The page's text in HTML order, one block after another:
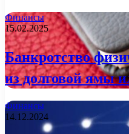
Финансы
15.02.2025
Банкротство
из долговой ямы
Финансы
14.12.2024